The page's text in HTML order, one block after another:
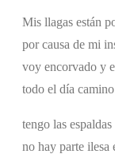
Mis llagas están
por causa de mi
voy encorvado y
todo el día
tengo las
no hay parte ilesa